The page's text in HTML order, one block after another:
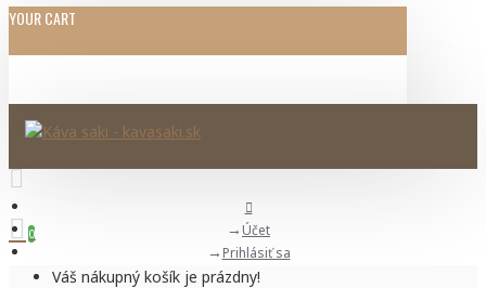
YOUR CART
0
Váš nákupný košík je prázdny!
Účet
Prihlásiť sa